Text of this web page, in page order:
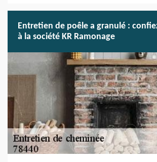
Entretien de poêle a granulé :
à la société KR Ramonage